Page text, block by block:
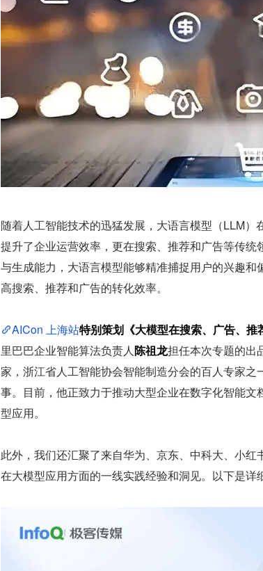
随着人工智能技术的迅猛发展，大语言模型（LLM
提升了企业运营效率，更在搜索、推荐和广告等传
与生成能力，大语言模型能够精准捕捉用户的兴趣
高搜索、推荐和广告的转化效率。
AICon 上海站特别策划《大模型在搜索、广告、推
里巴巴企业智能算法负责人陈祖龙担任本次专题的出
家，浙江省人工智能协会智能制造分会的百人专家之
事。目前，他正致力于推动大型企业在数字化智能
型应用。
此外，我们还汇聚了来自华为、京东、中科大、小
在大模型应用方面的一线实践经验和洞见。以下是详